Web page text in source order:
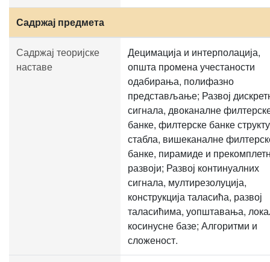
Садржај предмета
Садржај теоријске
наставе
Децимација и интерполација,
општа промена учестаности
одабирања, полифазно
представљање; Развој
сигнала, двоканалне
банке, филтерске банке
стабла, вишеканалне
банке, пирамиде и
развоји; Развој континуалних
сигнала, мултирезолуција,
конструкција таласића, развој
таласићима, уопштавања,
косинусне базе; Алгоритми и
сложеност.